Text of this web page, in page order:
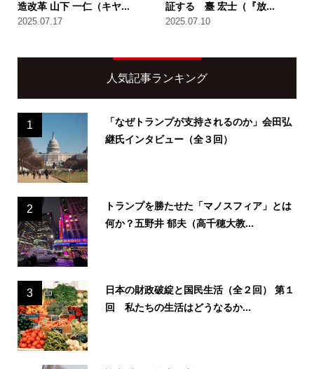
造改革 山下 一仁（キヤ...
2025.07.17
証する 臺 宏士（『放...
2025.07.10
人気記事ランキング
1
「なぜトランプが支持されるのか」会田弘
継氏インタビュー（全３回）
2
トランプを勝たせた「マノスフィア」とは
何か？五野井 郁夫（高千穂大教...
3
日本の財政破綻と国民生活（全２回） 第１
回 私たちの生活はどうなるか...